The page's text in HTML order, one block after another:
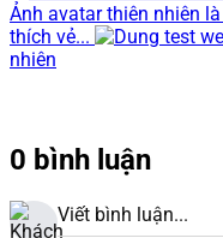
Ảnh avatar thiên nhiên
thích vẻ...
nhiên
0 bình luận
Viết bình luận...